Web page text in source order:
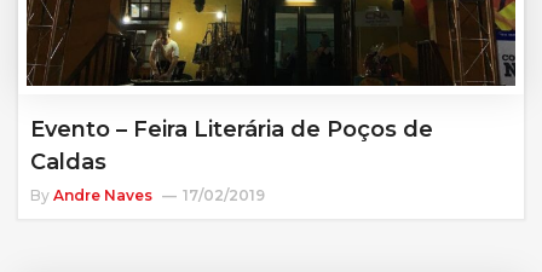
Evento – Feira Literária de Poços de
Caldas
By Andre Naves 17/02/2019